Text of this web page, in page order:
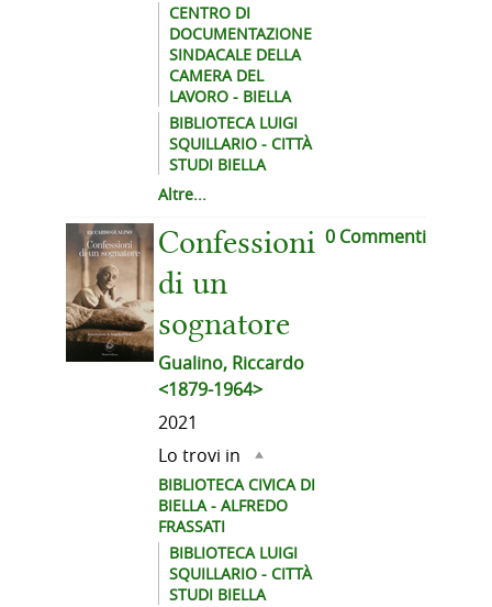
CENTRO DI
DOCUMENTAZIONE
SINDACALE DELLA
CAMERA DEL
LAVORO - BIELLA
BIBLIOTECA LUIGI
SQUILLARIO - CITTÀ
STUDI BIELLA
Altre...
Confessioni
di un
sognatore
Gualino, Riccardo
<1879-1964>
2021
Lo trovi in
BIBLIOTECA CIVICA DI
BIELLA - ALFREDO
FRASSATI
BIBLIOTECA LUIGI
SQUILLARIO - CITTÀ
STUDI BIELLA
0 Commenti